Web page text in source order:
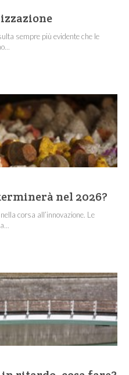
sempre più evidente che le
nel 2026?
corsa all’innovazione. Le